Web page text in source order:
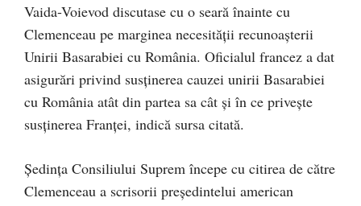
Vaida-Voievod discutase cu o seară înainte cu
Clemenceau pe marginea necesităţii recunoaşterii
Unirii Basarabiei cu România. Oficialul francez a dat
asigurări privind susţinerea cauzei unirii Basarabiei
cu România atât din partea sa cât şi în ce priveşte
susţinerea Franţei, indică sursa citată.
Şedinţa Consiliului Suprem începe cu citirea de către
Clemenceau a scrisorii preşedintelui american